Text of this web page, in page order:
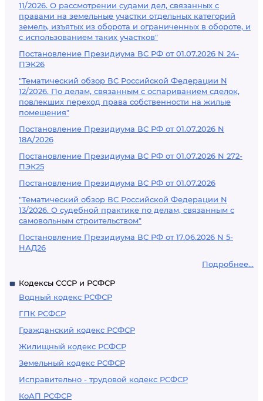
11/2026. О рассмотрении судами дел, связанных с
правами на земельные участки отдельных категорий
земель, изъятых из оборота и ограниченных в обороте, и
с использованием таких участков"
Постановление Президиума ВС РФ от 01.07.2026 N 24-
ПЭК26
"Тематический обзор ВС Российской Федерации N
12/2026. По делам, связанным с оспариванием сделок,
повлекших переход права собственности на жилые
помещения"
Постановление Президиума ВС РФ от 01.07.2026 N
18А/2026
Постановление Президиума ВС РФ от 01.07.2026 N 272-
ПЭК25
Постановление Президиума ВС РФ от 01.07.2026
"Тематический обзор ВС Российской Федерации N
13/2026. О судебной практике по делам, связанным с
самовольным строительством"
Постановление Президиума ВС РФ от 17.06.2026 N 5-
НАД26
Подробнее...
Кодексы СССР и РСФСР
Водный кодекс РСФСР
ГПК РСФСР
Гражданский кодекс РСФСР
Жилищный кодекс РСФСР
Земельный кодекс РСФСР
Исправительно - трудовой кодекс РСФСР
КоАП РСФСР